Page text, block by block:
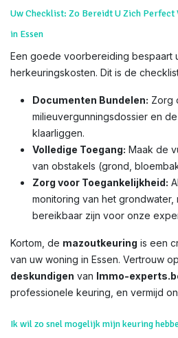
Uw Checklist: Zo Bereidt U Zich Perfect
in Essen
Een goede voorbereiding bespaart
herkeuringskosten. Dit is de
Documenten Bundelen: Zorg
milieuvergunningsdossier en
klaarliggen.
Volledige Toegang: Maak de
van obstakels (grond,
Zorg voor Toegankelijkheid:
monitoring van het
bereikbaar zijn voor onze
Kortom, de mazoutkeuring is een
van uw woning in Essen. Vertrouw
deskundigen van Immo-
professionele keuring, en vermijd
Ik wil zo snel mogelijk mijn keuring